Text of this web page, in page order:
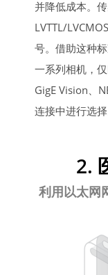
并降低成本。
LVTTL/
号。借助这种
一系列相机，
GigE Vision、
连接中进行选择
2.
利用以太网